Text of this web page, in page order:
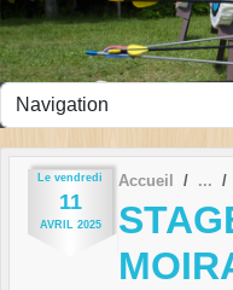
Le vendredi
11
AVRIL 2025
Accueil